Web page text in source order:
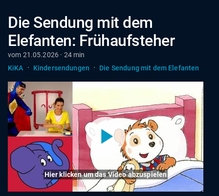
Die Sendung mit dem
Elefanten: Frühaufsteher
vom 21.05.2026 · 24 min
KiKA
· Kindersendungen · Die Sendung mit dem Elefanten
Hier klicken um das Video abzuspielen